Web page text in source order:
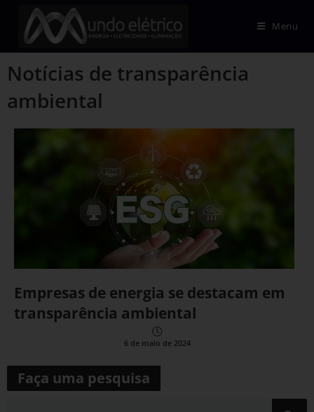
Menu
Notícias de transparência
ambiental
Empresas de energia se destacam em
transparência ambiental
6 de maio de 2024
Faça uma pesquisa